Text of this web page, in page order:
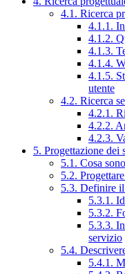
4.1. Ricerca
4.1.1.
4.1.2.
4.1.3.
4.1.4.
4.1.5.
utente
4.2. Ricerca
4.2.1.
4.2.2.
4.2.3.
5. Progettazione dei
5.1. Cosa
5.2.
5.3. Definire
5.3.1.
5.3.2.
5.3.3.
servizio
5.4.
5.4.1.